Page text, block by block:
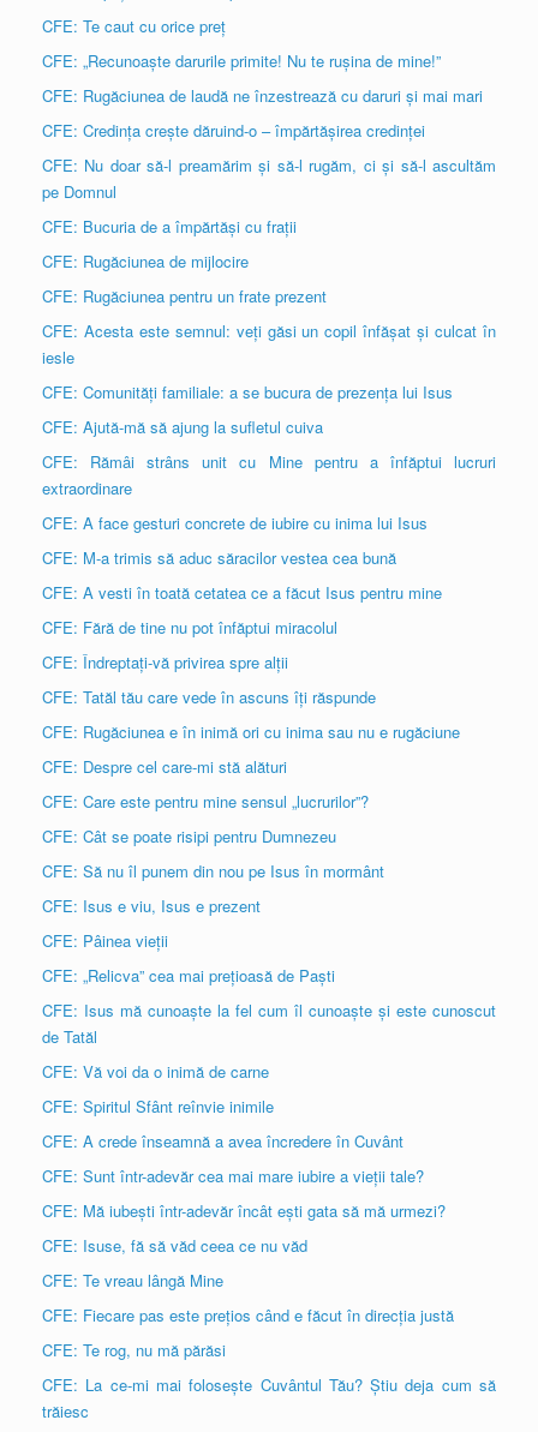
CFE: Te caut cu orice preț
CFE: „Recunoaște darurile primite! Nu te rușina de mine!”
CFE: Rugăciunea de laudă ne înzestrează cu daruri și mai mari
CFE: Credința crește dăruind-o – împărtășirea credinței
CFE: Nu doar să-l preamărim și să-l rugăm, ci și să-l ascultăm
pe Domnul
CFE: Bucuria de a împărtăși cu frații
CFE: Rugăciunea de mijlocire
CFE: Rugăciunea pentru un frate prezent
CFE: Acesta este semnul: veți găsi un copil înfășat și culcat în
iesle
CFE: Comunități familiale: a se bucura de prezența lui Isus
CFE: Ajută-mă să ajung la sufletul cuiva
CFE: Rămâi strâns unit cu Mine pentru a înfăptui lucruri
extraordinare
CFE: A face gesturi concrete de iubire cu inima lui Isus
CFE: M-a trimis să aduc săracilor vestea cea bună
CFE: A vesti în toată cetatea ce a făcut Isus pentru mine
CFE: Fără de tine nu pot înfăptui miracolul
CFE: Îndreptați-vă privirea spre alții
CFE: Tatăl tău care vede în ascuns îți răspunde
CFE: Rugăciunea e în inimă ori cu inima sau nu e rugăciune
CFE: Despre cel care-mi stă alături
CFE: Care este pentru mine sensul „lucrurilor”?
CFE: Cât se poate risipi pentru Dumnezeu
CFE: Să nu îl punem din nou pe Isus în mormânt
CFE: Isus e viu, Isus e prezent
CFE: Pâinea vieții
CFE: „Relicva” cea mai prețioasă de Paști
CFE: Isus mă cunoaște la fel cum îl cunoaște și este cunoscut
de Tatăl
CFE: Vă voi da o inimă de carne
CFE: Spiritul Sfânt reînvie inimile
CFE: A crede înseamnă a avea încredere în Cuvânt
CFE: Sunt într-adevăr cea mai mare iubire a vieții tale?
CFE: Mă iubești într-adevăr încât ești gata să mă urmezi?
CFE: Isuse, fă să văd ceea ce nu văd
CFE: Te vreau lângă Mine
CFE: Fiecare pas este prețios când e făcut în direcția justă
CFE: Te rog, nu mă părăsi
CFE: La ce-mi mai folosește Cuvântul Tău? Știu deja cum să
trăiesc